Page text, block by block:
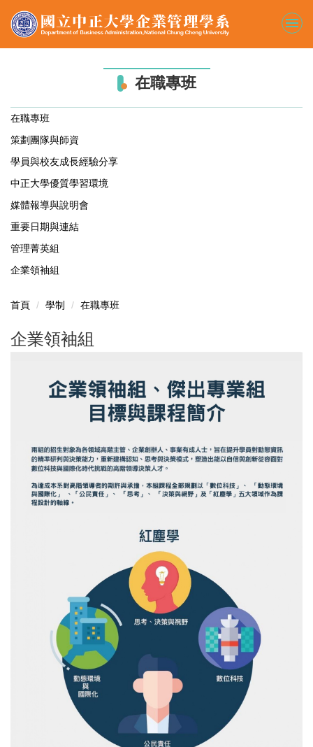
到
在職專班
在職專班
策劃團隊與師資
學員與校友成長經驗分享
中正大學優質學習環境
媒體報導與說明會
重要日期與連結
管理菁英組
企業領袖組
首頁 學制 在職專班
企業領袖組